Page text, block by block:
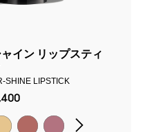
イン リップスティ
SHINE LIPSTICK